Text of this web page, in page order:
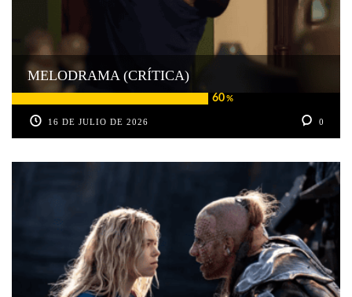
60%
MELODRAMA (CRÍTICA)
16 DE JULIO DE 2026 0